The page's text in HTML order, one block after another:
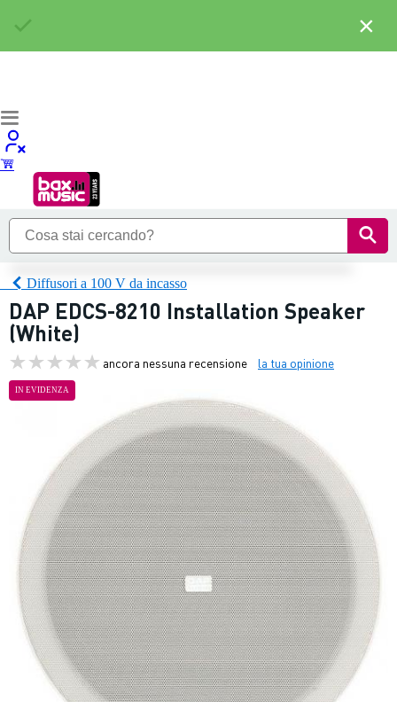
Diffusori a 100 V da incasso
DAP EDCS-8210 Installation Speaker
(White)
ancora nessuna recensione la tua opinione
IN EVIDENZA
×